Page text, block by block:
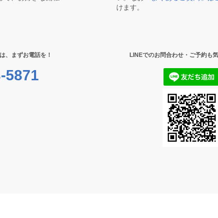
けます。
、まずお電話を！
5871
LINEでのお問合わせ・ご予約も